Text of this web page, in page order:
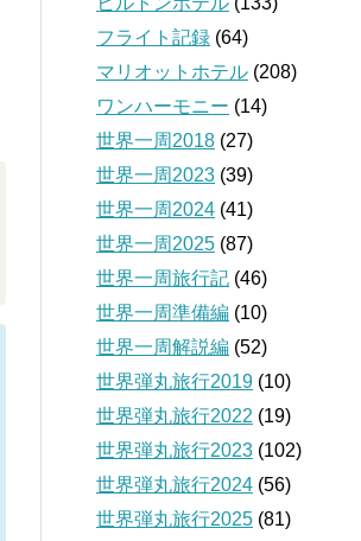
フライト記録 (64)
マリオットホテル (208)
ワンハーモニー (14)
世界一周2018 (27)
世界一周2023 (39)
世界一周2024 (41)
世界一周2025 (87)
世界一周旅行記 (46)
世界一周準備編 (10)
世界一周解説編 (52)
世界弾丸旅行2019 (10)
世界弾丸旅行2022 (19)
世界弾丸旅行2023 (102)
世界弾丸旅行2024 (56)
世界弾丸旅行2025 (81)